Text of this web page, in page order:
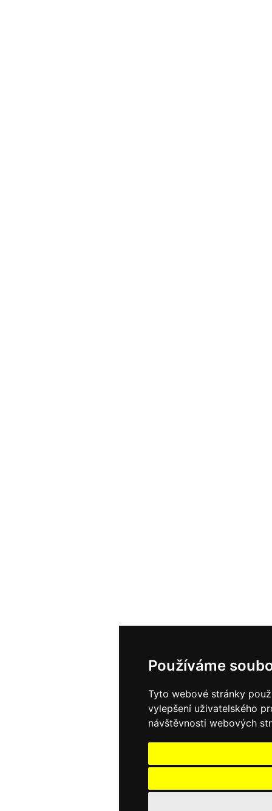
Používáme
Tyto webové stránky
vylepšení uživatelského
návštěvnosti webových